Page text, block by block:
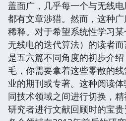
盖面广，几乎每一个与无线
都有文章涉猎。然而，这种
稀释。对于希望系统性学习
无线电的迭代算法）的读者
是五六篇不同角度的初步介
毛，你需要拿着这些零散的
业的期刊或专著。这种阅读
同技术领域之间进行切换，
研究者进行文献回顾时的宝